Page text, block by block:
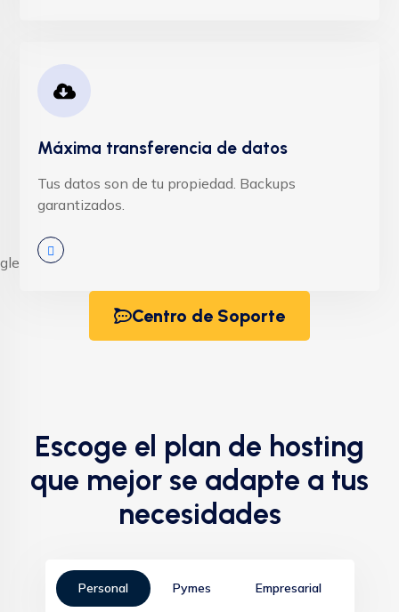
Máxima transferencia de datos
Tus datos son de tu propiedad. Backups
garantizados.
Centro de Soporte
Escoge el plan de hosting
que mejor se adapte a tus
necesidades
Personal Pymes Empresarial